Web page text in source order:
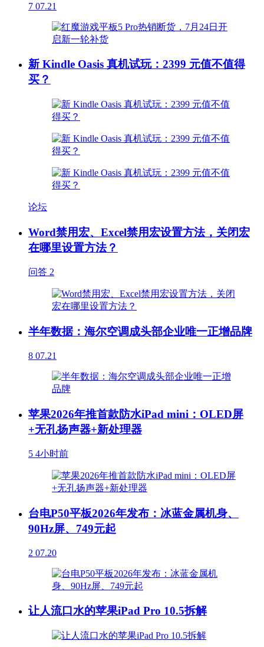
7 07.21
新 Kindle Oasis 真机试玩：2399 元值不值得
买？
论坛
Word禁用宏、Excel禁用宏设置方法，关闭宏
在哪里设置方法？
问答 2
半年数据：海尔空调成头部企业唯一正增品牌
8 07.21
苹果2026年推首款防水iPad mini：OLED屏
+无孔扬声器+新处理器
5 4小时前
台电P50平板2026年发布：冰蓝金属机身、
90Hz屏、749元起
2 07.20
让人流口水的苹果iPad Pro 10.5拆解